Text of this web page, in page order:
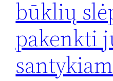
būklių
pakenkti